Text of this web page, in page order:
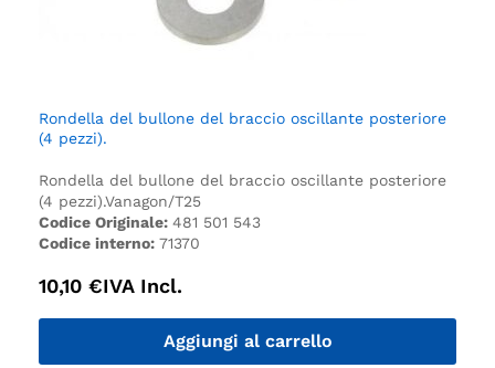
Rondella del bullone del braccio oscillante posteriore
(4 pezzi).
Rondella del bullone del braccio oscillante posteriore
(4 pezzi).Vanagon/T25
Codice Originale: 481 501 543
Codice interno: 71370
10,10 €IVA Incl.
Aggiungi al carrello